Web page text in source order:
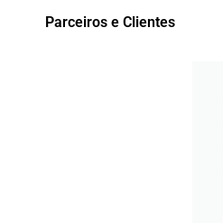
Parceiros e Clientes